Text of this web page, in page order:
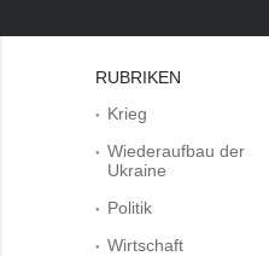
RUBRIKEN
Krieg
Wiederaufbau der
Ukraine
Politik
Wirtschaft